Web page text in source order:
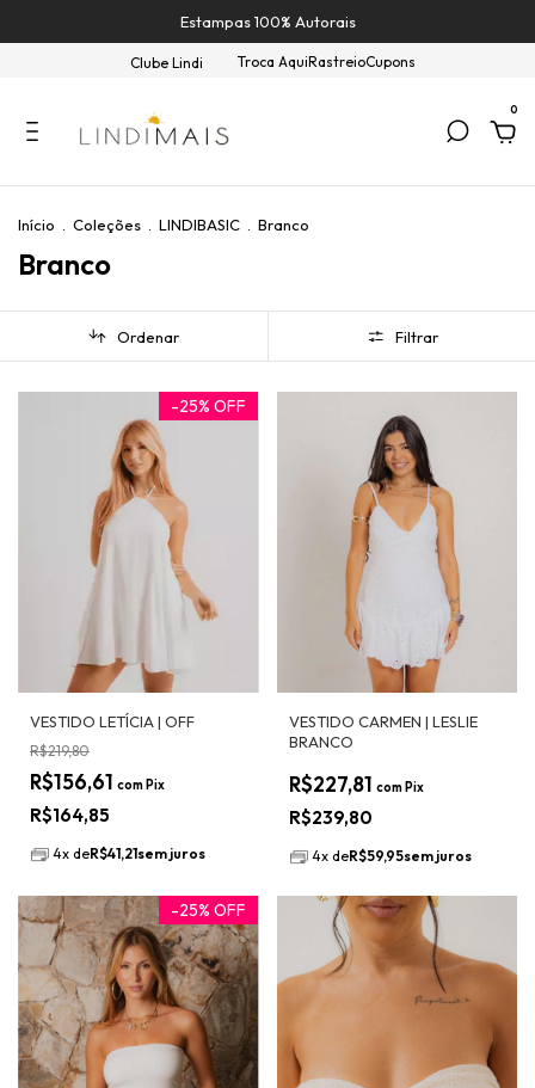
Estampas 100% Autorais
Clube Lindi Troca AquiRastreioCupons
0
Início Coleções LINDIBASIC Branco
Branco
Ordenar Filtrar
VESTIDO LETÍCIA | OFF
R$164,85
-25% OFF
R$219,80
R$156,61 com Pix
4x deR$41,21sem juros
VESTIDO CARMEN | LESLIE
BRANCO
R$239,80
R$227,81 com Pix
4x deR$59,95sem juros
-25% OFF